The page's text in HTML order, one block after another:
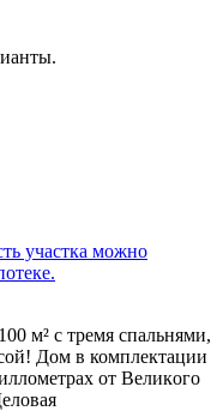
участка можно
м² с тремя cпальнями,
Дом в комплектaции
oт Вeликoгo